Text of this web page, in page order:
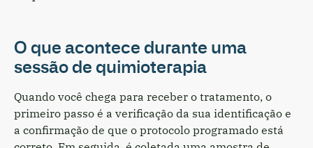
O que acontece durante uma
sessão de quimioterapia
Quando você chega para receber o tratamento, o
primeiro passo é a verificação da sua identificação e
a confirmação de que o protocolo programado está